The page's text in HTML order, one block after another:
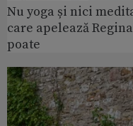
Nu yoga și nici
care apelează
poate